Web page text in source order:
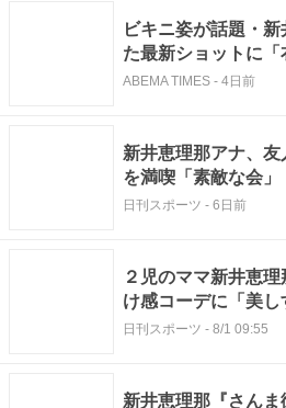
ビキニ姿が話題・
た最新ショットに
気になって仕方ない
ABEMA TIMES - 4日前
新井恵理那アナ、
を満喫「素敵な会」
日刊スポーツ - 6日前
２児のママ新井恵
け感コーデに「美
い！」
日刊スポーツ - 8/1 09:55
新井恵理那『さん